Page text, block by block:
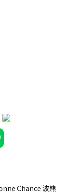
Chance 波熊